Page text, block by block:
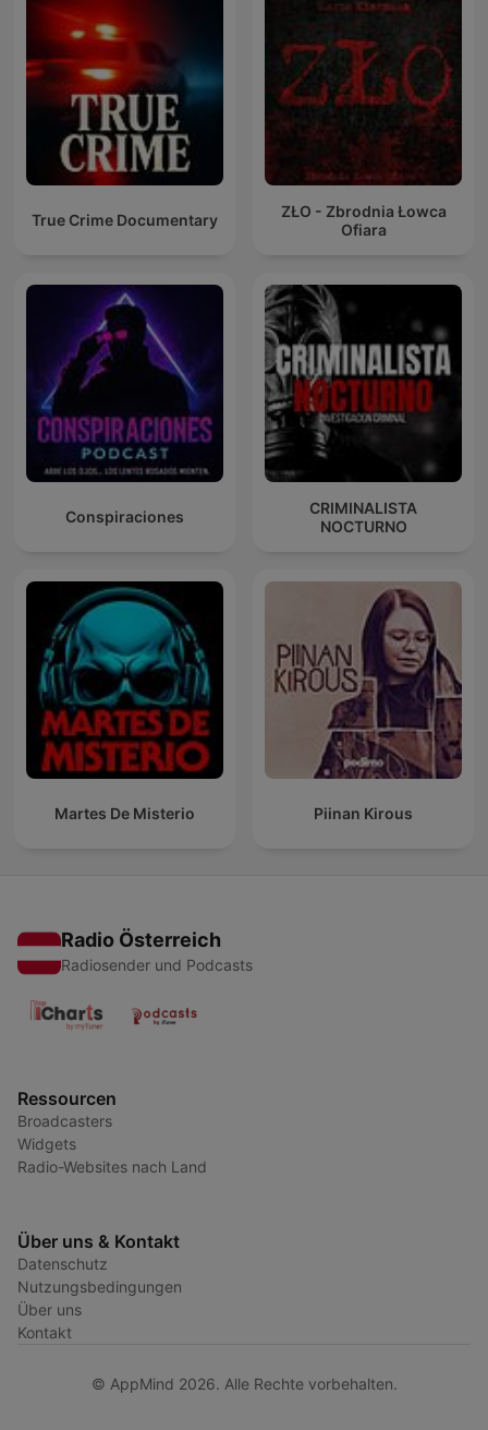
True Crime Documentary
ZŁO - Zbrodnia Łowca
Ofiara
Conspiraciones
CRIMINALISTA
NOCTURNO
Martes De Misterio Piinan Kirous
Radio Österreich
Radiosender und Podcasts
Ressourcen
Broadcasters
Widgets
Radio-Websites nach Land
Über uns & Kontakt
Datenschutz
Nutzungsbedingungen
Über uns
Kontakt
© AppMind 2026. Alle Rechte vorbehalten.